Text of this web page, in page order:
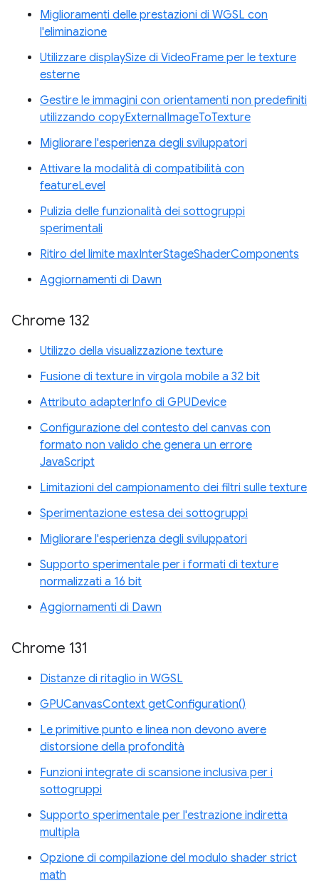
Miglioramenti delle prestazioni di WGSL con
l'eliminazione
Utilizzare displaySize di VideoFrame per le texture
esterne
Gestire le immagini con orientamenti non predefiniti
utilizzando copyExternalImageToTexture
Migliorare l'esperienza degli sviluppatori
Attivare la modalità di compatibilità con
featureLevel
Pulizia delle funzionalità dei sottogruppi
sperimentali
Ritiro del limite maxInterStageShaderComponents
Aggiornamenti di Dawn
Chrome 132
Utilizzo della visualizzazione texture
Fusione di texture in virgola mobile a 32 bit
Attributo adapterInfo di GPUDevice
Configurazione del contesto del canvas con
formato non valido che genera un errore
JavaScript
Limitazioni del campionamento dei filtri sulle texture
Sperimentazione estesa dei sottogruppi
Migliorare l'esperienza degli sviluppatori
Supporto sperimentale per i formati di texture
normalizzati a 16 bit
Aggiornamenti di Dawn
Chrome 131
Distanze di ritaglio in WGSL
GPUCanvasContext getConfiguration()
Le primitive punto e linea non devono avere
distorsione della profondità
Funzioni integrate di scansione inclusiva per i
sottogruppi
Supporto sperimentale per l'estrazione indiretta
multipla
Opzione di compilazione del modulo shader strict
math